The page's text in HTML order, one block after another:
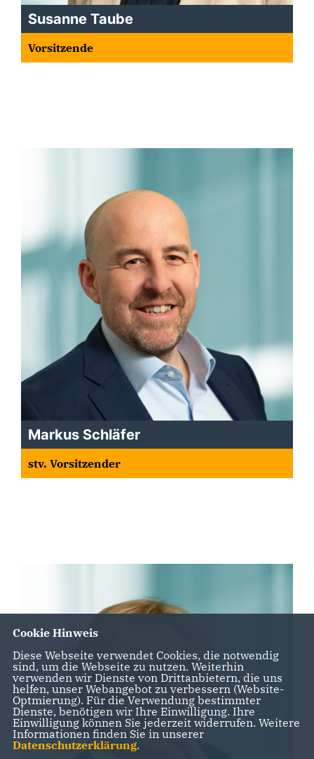
Susanne Taube
Vorsitzende
Markus Schläfer
stv. Vorsitzender
Cookie Hinweis
Diese Webseite verwendet Cookies, die notwendig
sind, um die Webseite zu nutzen. Weiterhin
verwenden wir Dienste von Drittanbietern, die uns
helfen, unser Webangebot zu verbessern (Website-
Optmierung). Für die Verwendung bestimmter
Dienste, benötigen wir Ihre Einwilligung. Ihre
Einwilligung können Sie jederzeit widerrufen. Weitere
Informationen finden Sie in unserer
Datenschutzerklärung.